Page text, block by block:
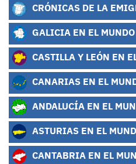
CRÓNICAS DE LA
GALICIA EN EL MUNDO
CASTILLA Y LEÓN EN
CANARIAS EN EL
ANDALUCÍA EN EL
ASTURIAS EN EL
CANTABRIA EN EL